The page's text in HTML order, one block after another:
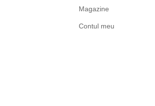
Magazine
Contul meu